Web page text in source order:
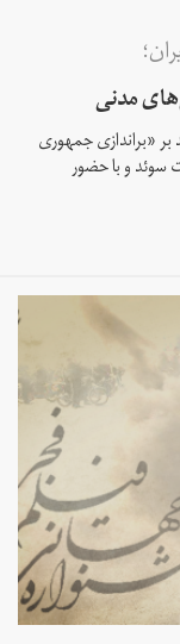
مدنی
«براندازی جمهوری
سوئد و با حضور